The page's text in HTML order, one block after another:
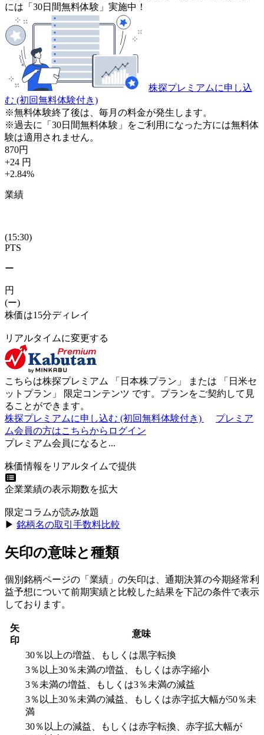
には「30日間無料体験」実施中！
株探プレミアムに申し込
む (初回無料体験付き)
※無料体験終了後は、毎月の料金が発生します。
※過去に「30日間無料体験」をご利用になった方には無料体
験は適用されません。
870円
+24 円
+2.84%
業績
(15:30)
PTS
ー
円
(ー)
株価は15分ディレイ
リアルタイムに変更する
こちらは株探プレミアム 「 日本株プラン 」 または 「 日米セ
ットプラン 」 限定コンテンツ です。プランをご契約して見
ることができます。
株探プレミアムに申し込む (初回無料体験付き)
プレミア
ム会員の方はこちらからログイン
プレミアム会員になると...
株価情報をリアルタイムで提供
企業業績の表示期数を拡大
限定コラムが読み放題
▶︎ 銘柄名の取引手数料比較
矢印の意味と種類
個別銘柄ページの「業績」の矢印は、通期決算の今期経常利
益予想について前期実績と比較した結果を下記の条件で表示
しております。
矢
印
意味
30％以上の増益、もしくは黒字転換
3％以上30％未満の増益、もしくは赤字縮小
3％未満の増益、もしくは3％未満の減益
3％以上30％未満の減益、もしくは赤字拡大幅が50％未
満
30％以上の減益、もしくは赤字転換、赤字拡大幅が